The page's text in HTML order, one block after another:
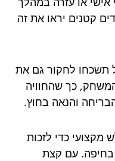
קטנים יראו את זה
תשכחו לחקור גם את
כך שהחוויה
והנאה בחוץ.
מקצועי כדי לזכות
בחיפה. עם קצת